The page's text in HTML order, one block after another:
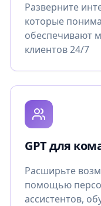
Разверните
которые
обеспечивают
клиентов 24/7
GPT для
Расширьте
помощью
ассистентов,